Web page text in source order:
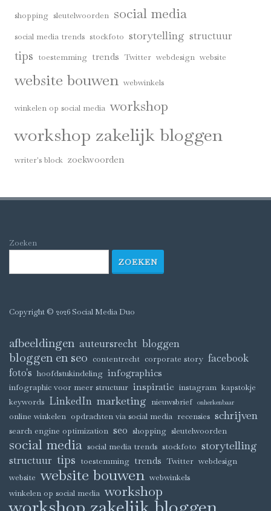
shopping sleutelwoorden social media
social media trends stockfoto storytelling structuur
tips toestemming trends Twitter webdesign website
website bouwen webwinkels
winkelen op social media workshop
workshop zakelijk bloggen
writer's block zoekwoorden
Zoeken
ZOEKEN
Copyright © 2026 Social Media Duo
afbeeldingen auteursrecht bloggen
bloggen en seo contentrecht corporate story facebook
foto's hoofdstukindeling infographics
infographic voor meer structuur inspiratie instagram kapstokje
keywords LinkedIn marketing nieuwsbrief onherkenbaar
online winkelen opdrachten via social media recensies schrijven
search engine optimization seo shopping sleutelwoorden
social media social media trends stockfoto storytelling
structuur tips toestemming trends Twitter webdesign
website website bouwen webwinkels
winkelen op social media workshop